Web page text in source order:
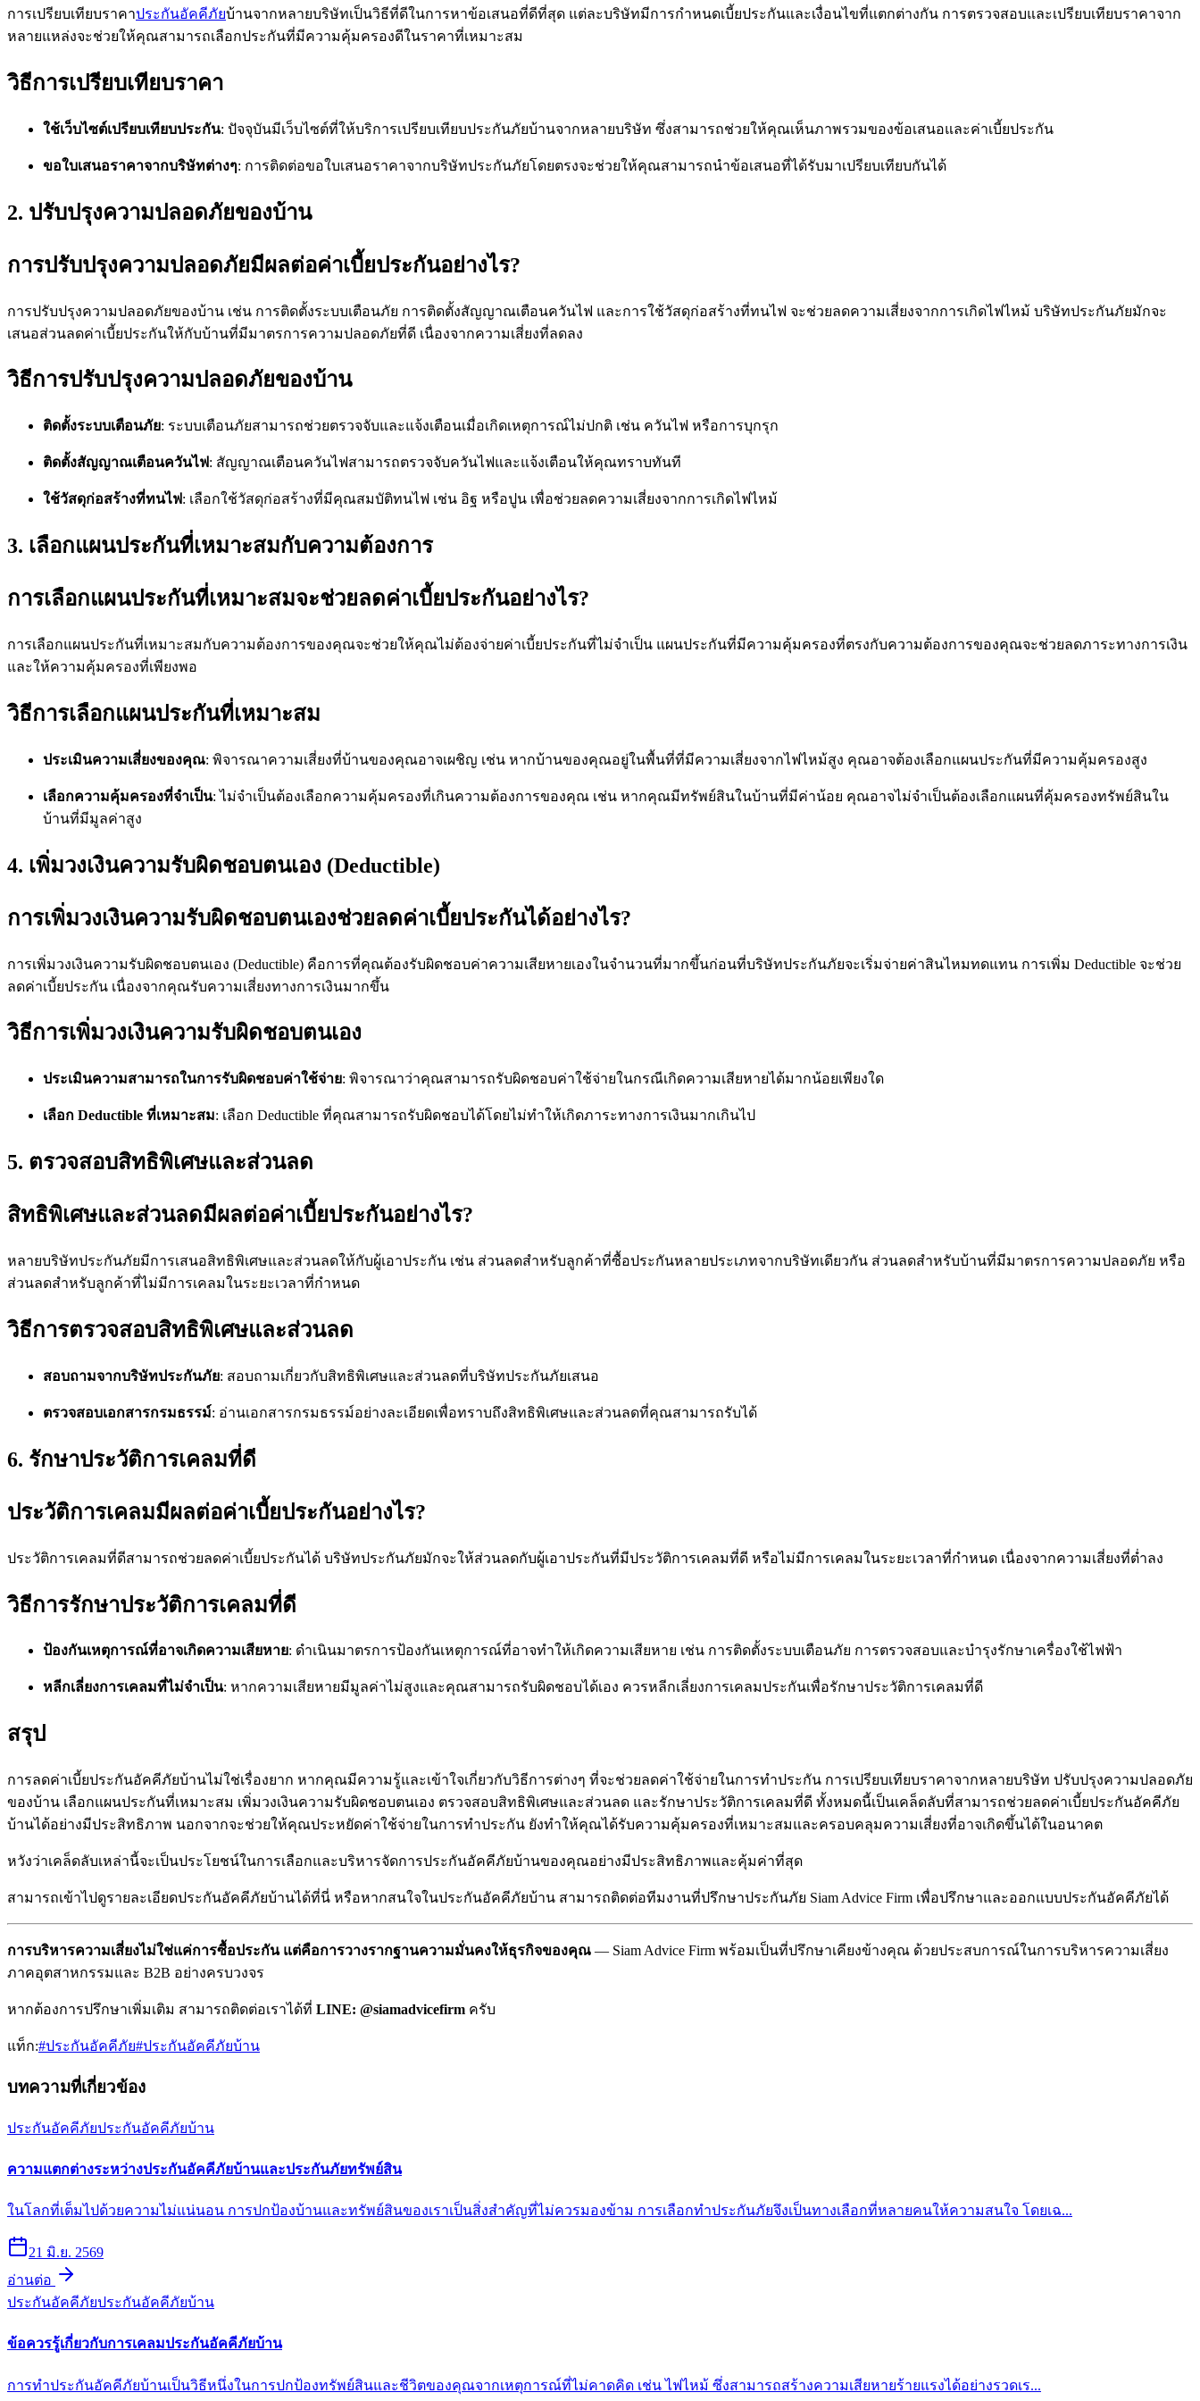
การเปรียบเทียบราคาประกันอัคคีภัยบ้านจากหลายบริษัทเป็นวิธีที่ดีในการหาข้อเสนอที่ดีที่สุด แต่ละบริษัทมีการกำหนดเบี้ยประกันและเงื่อนไขที่แตกต่างกัน การตรวจสอบและเปรียบเทียบราคาจาก
หลายแหล่งจะช่วยให้คุณสามารถเลือกประกันที่มีความคุ้มครองดีในราคาที่เหมาะสม
วิธีการเปรียบเทียบราคา
ใช้เว็บไซต์เปรียบเทียบประกัน: ปัจจุบันมีเว็บไซต์ที่ให้บริการเปรียบเทียบประกันภัยบ้านจากหลายบริษัท ซึ่งสามารถช่วยให้คุณเห็นภาพรวมของข้อเสนอและค่าเบี้ยประกัน
ขอใบเสนอราคาจากบริษัทต่างๆ: การติดต่อขอใบเสนอราคาจากบริษัทประกันภัยโดยตรงจะช่วยให้คุณสามารถนำข้อเสนอที่ได้รับมาเปรียบเทียบกันได้
2. ปรับปรุงความปลอดภัยของบ้าน
การปรับปรุงความปลอดภัยมีผลต่อค่าเบี้ยประกันอย่างไร?
การปรับปรุงความปลอดภัยของบ้าน เช่น การติดตั้งระบบเตือนภัย การติดตั้งสัญญาณเตือนควันไฟ และการใช้วัสดุก่อสร้างที่ทนไฟ จะช่วยลดความเสี่ยงจากการเกิดไฟไหม้ บริษัทประกันภัยมักจะ
เสนอส่วนลดค่าเบี้ยประกันให้กับบ้านที่มีมาตรการความปลอดภัยที่ดี เนื่องจากความเสี่ยงที่ลดลง
วิธีการปรับปรุงความปลอดภัยของบ้าน
ติดตั้งระบบเตือนภัย: ระบบเตือนภัยสามารถช่วยตรวจจับและแจ้งเตือนเมื่อเกิดเหตุการณ์ไม่ปกติ เช่น ควันไฟ หรือการบุกรุก
ติดตั้งสัญญาณเตือนควันไฟ: สัญญาณเตือนควันไฟสามารถตรวจจับควันไฟและแจ้งเตือนให้คุณทราบทันที
ใช้วัสดุก่อสร้างที่ทนไฟ: เลือกใช้วัสดุก่อสร้างที่มีคุณสมบัติทนไฟ เช่น อิฐ หรือปูน เพื่อช่วยลดความเสี่ยงจากการเกิดไฟไหม้
3. เลือกแผนประกันที่เหมาะสมกับความต้องการ
การเลือกแผนประกันที่เหมาะสมจะช่วยลดค่าเบี้ยประกันอย่างไร?
การเลือกแผนประกันที่เหมาะสมกับความต้องการของคุณจะช่วยให้คุณไม่ต้องจ่ายค่าเบี้ยประกันที่ไม่จำเป็น แผนประกันที่มีความคุ้มครองที่ตรงกับความต้องการของคุณจะช่วยลดภาระทางการเงิน
และให้ความคุ้มครองที่เพียงพอ
วิธีการเลือกแผนประกันที่เหมาะสม
ประเมินความเสี่ยงของคุณ: พิจารณาความเสี่ยงที่บ้านของคุณอาจเผชิญ เช่น หากบ้านของคุณอยู่ในพื้นที่ที่มีความเสี่ยงจากไฟไหม้สูง คุณอาจต้องเลือกแผนประกันที่มีความคุ้มครองสูง
เลือกความคุ้มครองที่จำเป็น: ไม่จำเป็นต้องเลือกความคุ้มครองที่เกินความต้องการของคุณ เช่น หากคุณมีทรัพย์สินในบ้านที่มีค่าน้อย คุณอาจไม่จำเป็นต้องเลือกแผนที่คุ้มครองทรัพย์สินใน
บ้านที่มีมูลค่าสูง
4. เพิ่มวงเงินความรับผิดชอบตนเอง (Deductible)
การเพิ่มวงเงินความรับผิดชอบตนเองช่วยลดค่าเบี้ยประกันได้อย่างไร?
การเพิ่มวงเงินความรับผิดชอบตนเอง (Deductible) คือการที่คุณต้องรับผิดชอบค่าความเสียหายเองในจำนวนที่มากขึ้นก่อนที่บริษัทประกันภัยจะเริ่มจ่ายค่าสินไหมทดแทน การเพิ่ม Deductible จะช่วย
ลดค่าเบี้ยประกัน เนื่องจากคุณรับความเสี่ยงทางการเงินมากขึ้น
วิธีการเพิ่มวงเงินความรับผิดชอบตนเอง
ประเมินความสามารถในการรับผิดชอบค่าใช้จ่าย: พิจารณาว่าคุณสามารถรับผิดชอบค่าใช้จ่ายในกรณีเกิดความเสียหายได้มากน้อยเพียงใด
เลือก Deductible ที่เหมาะสม: เลือก Deductible ที่คุณสามารถรับผิดชอบได้โดยไม่ทำให้เกิดภาระทางการเงินมากเกินไป
5. ตรวจสอบสิทธิพิเศษและส่วนลด
สิทธิพิเศษและส่วนลดมีผลต่อค่าเบี้ยประกันอย่างไร?
หลายบริษัทประกันภัยมีการเสนอสิทธิพิเศษและส่วนลดให้กับผู้เอาประกัน เช่น ส่วนลดสำหรับลูกค้าที่ซื้อประกันหลายประเภทจากบริษัทเดียวกัน ส่วนลดสำหรับบ้านที่มีมาตรการความปลอดภัย หรือ
ส่วนลดสำหรับลูกค้าที่ไม่มีการเคลมในระยะเวลาที่กำหนด
วิธีการตรวจสอบสิทธิพิเศษและส่วนลด
สอบถามจากบริษัทประกันภัย: สอบถามเกี่ยวกับสิทธิพิเศษและส่วนลดที่บริษัทประกันภัยเสนอ
ตรวจสอบเอกสารกรมธรรม์: อ่านเอกสารกรมธรรม์อย่างละเอียดเพื่อทราบถึงสิทธิพิเศษและส่วนลดที่คุณสามารถรับได้
6. รักษาประวัติการเคลมที่ดี
ประวัติการเคลมมีผลต่อค่าเบี้ยประกันอย่างไร?
ประวัติการเคลมที่ดีสามารถช่วยลดค่าเบี้ยประกันได้ บริษัทประกันภัยมักจะให้ส่วนลดกับผู้เอาประกันที่มีประวัติการเคลมที่ดี หรือไม่มีการเคลมในระยะเวลาที่กำหนด เนื่องจากความเสี่ยงที่ต่ำลง
วิธีการรักษาประวัติการเคลมที่ดี
ป้องกันเหตุการณ์ที่อาจเกิดความเสียหาย: ดำเนินมาตรการป้องกันเหตุการณ์ที่อาจทำให้เกิดความเสียหาย เช่น การติดตั้งระบบเตือนภัย การตรวจสอบและบำรุงรักษาเครื่องใช้ไฟฟ้า
หลีกเลี่ยงการเคลมที่ไม่จำเป็น: หากความเสียหายมีมูลค่าไม่สูงและคุณสามารถรับผิดชอบได้เอง ควรหลีกเลี่ยงการเคลมประกันเพื่อรักษาประวัติการเคลมที่ดี
สรุป
การลดค่าเบี้ยประกันอัคคีภัยบ้านไม่ใช่เรื่องยาก หากคุณมีความรู้และเข้าใจเกี่ยวกับวิธีการต่างๆ ที่จะช่วยลดค่าใช้จ่ายในการทำประกัน การเปรียบเทียบราคาจากหลายบริษัท ปรับปรุงความปลอดภัย
ของบ้าน เลือกแผนประกันที่เหมาะสม เพิ่มวงเงินความรับผิดชอบตนเอง ตรวจสอบสิทธิพิเศษและส่วนลด และรักษาประวัติการเคลมที่ดี ทั้งหมดนี้เป็นเคล็ดลับที่สามารถช่วยลดค่าเบี้ยประกันอัคคีภัย
บ้านได้อย่างมีประสิทธิภาพ นอกจากจะช่วยให้คุณประหยัดค่าใช้จ่ายในการทำประกัน ยังทำให้คุณได้รับความคุ้มครองที่เหมาะสมและครอบคลุมความเสี่ยงที่อาจเกิดขึ้นได้ในอนาคต
หวังว่าเคล็ดลับเหล่านี้จะเป็นประโยชน์ในการเลือกและบริหารจัดการประกันอัคคีภัยบ้านของคุณอย่างมีประสิทธิภาพและคุ้มค่าที่สุด
สามารถเข้าไปดูรายละเอียดประกันอัคคีภัยบ้านได้ที่นี่ หรือหากสนใจในประกันอัคคีภัยบ้าน สามารถติดต่อทีมงานที่ปรึกษาประกันภัย Siam Advice Firm เพื่อปรึกษาและออกแบบประกันอัคคีภัยได้
การบริหารความเสี่ยงไม่ใช่แค่การซื้อประกัน แต่คือการวางรากฐานความมั่นคงให้ธุรกิจของคุณ — Siam Advice Firm พร้อมเป็นที่ปรึกษาเคียงข้างคุณ ด้วยประสบการณ์ในการบริหารความเสี่ยง
ภาคอุตสาหกรรมและ B2B อย่างครบวงจร
หากต้องการปรึกษาเพิ่มเติม สามารถติดต่อเราได้ที่ LINE: @siamadvicefirm ครับ
แท็ก:#ประกันอัคคีภัย#ประกันอัคคีภัยบ้าน
บทความที่เกี่ยวข้อง
ประกันอัคคีภัยประกันอัคคีภัยบ้าน
ความแตกต่างระหว่างประกันอัคคีภัยบ้านและประกันภัยทรัพย์สิน
ในโลกที่เต็มไปด้วยความไม่แน่นอน การปกป้องบ้านและทรัพย์สินของเราเป็นสิ่งสำคัญที่ไม่ควรมองข้าม การเลือกทำประกันภัยจึงเป็นทางเลือกที่หลายคนให้ความสนใจ โดยเฉ...
21 มิ.ย. 2569
อ่านต่อ
ประกันอัคคีภัยประกันอัคคีภัยบ้าน
ข้อควรรู้เกี่ยวกับการเคลมประกันอัคคีภัยบ้าน
การทำประกันอัคคีภัยบ้านเป็นวิธีหนึ่งในการปกป้องทรัพย์สินและชีวิตของคุณจากเหตุการณ์ที่ไม่คาดคิด เช่น ไฟไหม้ ซึ่งสามารถสร้างความเสียหายร้ายแรงได้อย่างรวดเร...